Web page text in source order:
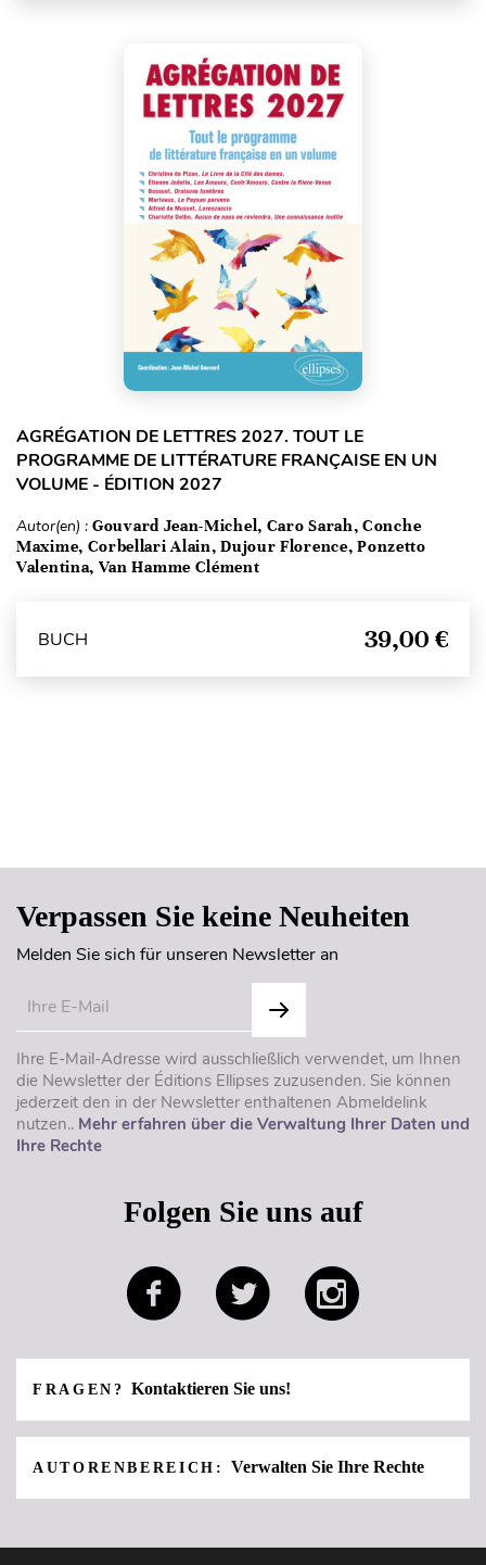
AGRÉGATION DE LETTRES 2027. TOUT LE
PROGRAMME DE LITTÉRATURE FRANÇAISE EN UN
VOLUME - ÉDITION 2027
Autor(en) : Gouvard Jean-Michel, Caro Sarah, Conche
Maxime, Corbellari Alain, Dujour Florence, Ponzetto
Valentina, Van Hamme Clément
BUCH 39,00 €
Verpassen Sie keine Neuheiten
Melden Sie sich für unseren Newsletter an
Ihre E-Mail-Adresse wird ausschließlich verwendet, um Ihnen
die Newsletter der Éditions Ellipses zuzusenden. Sie können
jederzeit den in der Newsletter enthaltenen Abmeldelink
nutzen.. Mehr erfahren über die Verwaltung Ihrer Daten und
Ihre Rechte
Folgen Sie uns auf
FRAGEN?Kontaktieren Sie uns!
AUTORENBEREICH: Verwalten Sie Ihre Rechte